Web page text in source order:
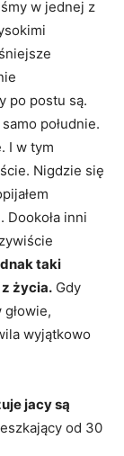
w jednej z
po postu są.
południe.
I w tym
Nigdzie się
inni
taki
życia. Gdy
wyjątkowo
jacy są
od 30